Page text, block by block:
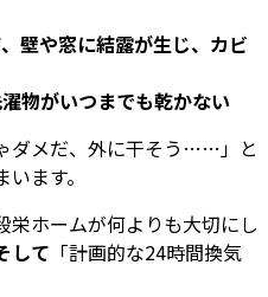
壁や窓に結露が生じ、カビ
物がいつまでも乾かない
ダメだ、外に干そう……」と
ます。
栄ホームが何よりも大切にし
して 「計画的な24時間換気